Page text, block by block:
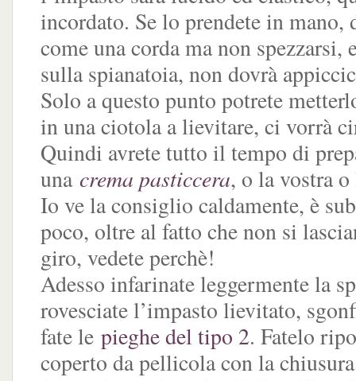
incordato. Se lo prendete in mano,
come una corda ma non spezzarsi,
sulla spianatoia, non dovrà
Solo a questo punto potrete
in una ciotola a lievitare, ci vorrà
Quindi avrete tutto il tempo di
una crema pasticcera, o la vostra
Io ve la consiglio caldamente, è
poco, oltre al fatto che non si
giro, vedete perchè!
Adesso infarinate leggermente la
rovesciate l’impasto lievitato,
fate le pieghe del tipo 2. Fatelo
coperto da pellicola con la